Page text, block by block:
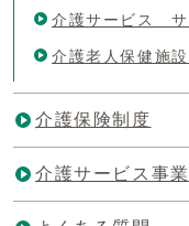
介護サービス サ
介護老人保健施
介護保険制度
介護サービス事